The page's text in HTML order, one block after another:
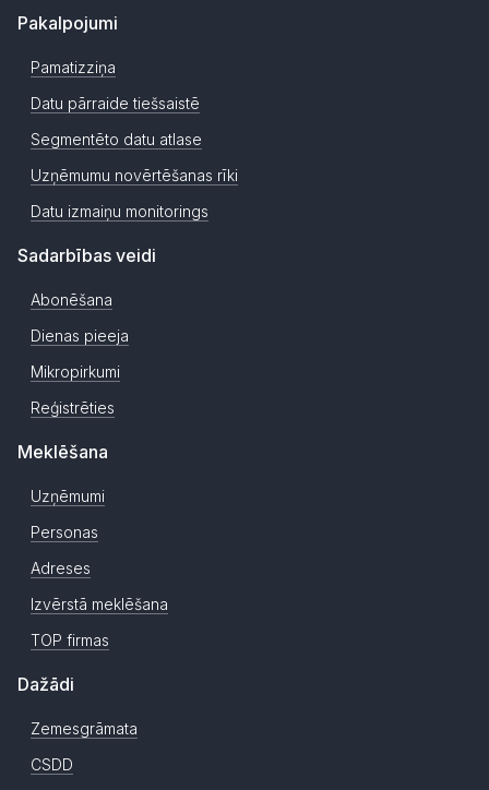
Pakalpojumi
Pamatizziņa
Datu pārraide tiešsaistē
Segmentēto datu atlase
Uzņēmumu novērtēšanas rīki
Datu izmaiņu monitorings
Sadarbības veidi
Abonēšana
Dienas pieeja
Mikropirkumi
Reģistrēties
Meklēšana
Uzņēmumi
Personas
Adreses
Izvērstā meklēšana
TOP firmas
Dažādi
Zemesgrāmata
CSDD